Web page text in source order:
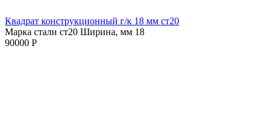
Квадрат конструкционный г/к 18 мм cт20
Марка стали ст20 Ширина, мм 18
90000 Р